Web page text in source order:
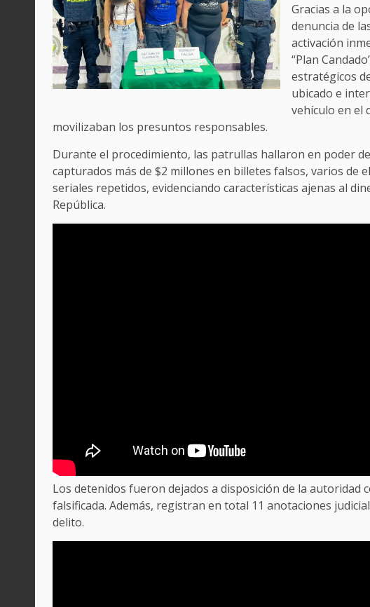
Gracias a la
denuncia de
activación
“Plan
estratégicos
ubicado e
vehículo en el
movilizaban los presuntos responsables.
Durante el procedimiento, las patrullas hallaron en poder
capturados más de $2 millones en billetes falsos, varios de
seriales repetidos, evidenciando características ajenas al
República.
Los detenidos fueron dejados a disposición de la autoridad
falsificada. Además, registran en total 11 anotaciones
delito.